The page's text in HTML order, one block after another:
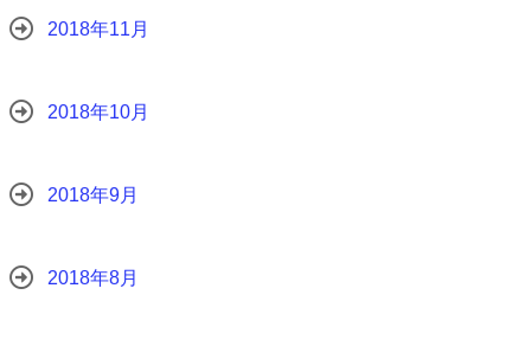
2018年11月
2018年10月
2018年9月
2018年8月